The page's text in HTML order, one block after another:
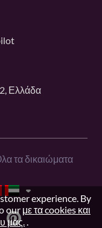
Ελλάδα
τα δικαιώματα
experience. By
our με τα cookies και
μας..